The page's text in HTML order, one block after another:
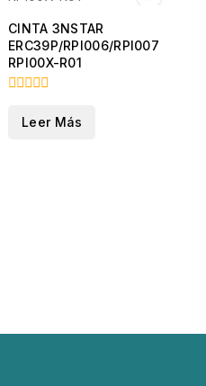
CINTA 3NSTAR
ERC39P/RPI006/RPI007
RPI00X-R01
fuera
Leer Más